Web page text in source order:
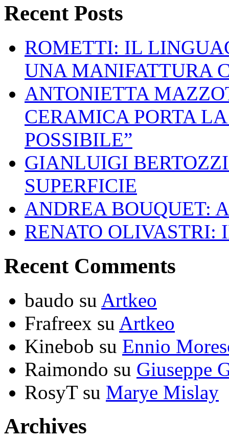
Recent Posts
ROMETTI: IL
UNA MANIFATTURA
ANTONIETTA
CERAMICA PORTA
POSSIBILE”
GIANLUIGI
SUPERFICIE
ANDREA BOUQUET:
RENATO OLIVASTRI:
Recent Comments
baudo su Artkeo
Frafreex su Artkeo
Kinebob su Ennio
Raimondo su Giuseppe
RosyTsu Marye Mislay
Archives